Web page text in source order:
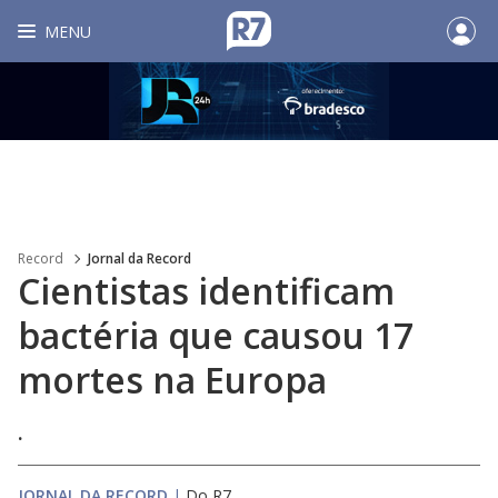
MENU
Record Jornal da Record
Cientistas identificam
bactéria que causou 17
mortes na Europa
.